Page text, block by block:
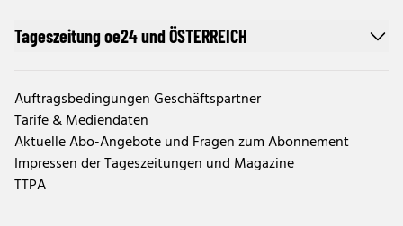
Tageszeitung oe24 und ÖSTERREICH
Auftragsbedingungen Geschäftspartner
Tarife & Mediendaten
Aktuelle Abo-Angebote und Fragen zum Abonnement
Impressen der Tageszeitungen und Magazine
TTPA